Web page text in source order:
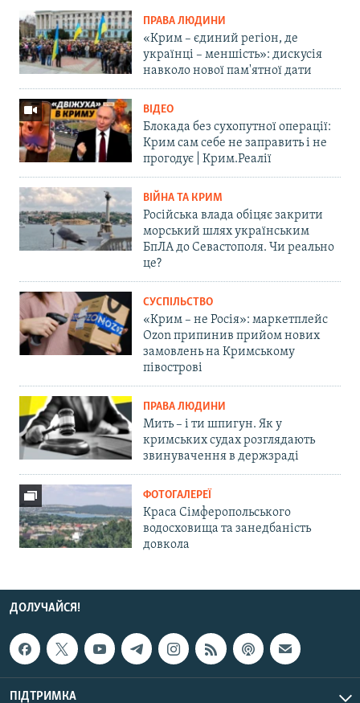
ПРАВА ЛЮДИНИ
«Крим – єдиний регіон, де
українці – меншість»: дискусія
навколо нової пам'ятної дати
ВІДЕО
Блокада без сухопутної операції:
Крим сам себе не заправить і не
прогодує | Крим.Реалії
ВІЙНА ТА КРИМ
Російська влада обіцяє закрити
морський шлях українським
БпЛА до Севастополя. Чи реально
це?
СУСПІЛЬСТВО
«Крим – не Росія»: маркетплейс
Ozon припинив прийом нових
замовлень на Кримському
півострові
ПРАВА ЛЮДИНИ
Мить – і ти шпигун. Як у
кримських судах розглядають
звинувачення в держзраді
ФОТОГАЛЕРЕЇ
Краса Сімферопольського
водосховища та занедбаність
довкола
ДОЛУЧАЙСЯ!
ПІДТРИМКА